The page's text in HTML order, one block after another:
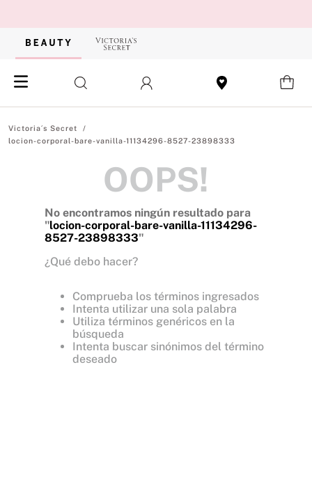
locion-corporal-bare-vanilla-11134296-8527-23898333
OOPS!
No encontramos ningún resultado para
"locion-corporal-bare-vanilla-11134296-
8527-23898333"
¿Qué debo hacer?
Comprueba los términos ingresados
Intenta utilizar una sola palabra
Utiliza términos genéricos en la
búsqueda
Intenta buscar sinónimos del término
deseado